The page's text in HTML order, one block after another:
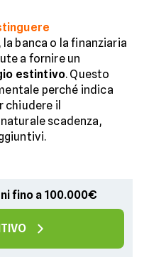
la banca o la finanziaria
a fornire un
estintivo. Questo
perché indica
chiudere il
scadenza,
fino a 100.000€